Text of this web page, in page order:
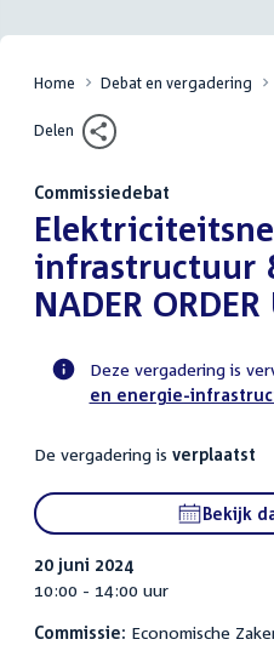
Home Debat en vergadering
Delen
Commissiedebat
:
infrastructuur
NADER ORDER
activiteit
Deze vergadering is
en energie-
De vergadering is verplaatst
Bekijk
20 juni 2024
10:00 - 14:00 uur
Commissie: Economische